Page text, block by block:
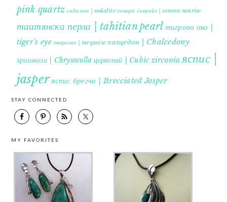
pink quartz содалит | sodalite сонора сънрайз | sonora sunrise
таитянска перла | tahitian pearl тигрово око |
tiger's eye тюркоаз | turquoise халцедон | Chalcedony
хризокола | Chrysocolla цирконий | Cubic zirconia яспис |
jasperяспис брегча | Brecciated Jasper
STAY CONNECTED
MY FAVORITES